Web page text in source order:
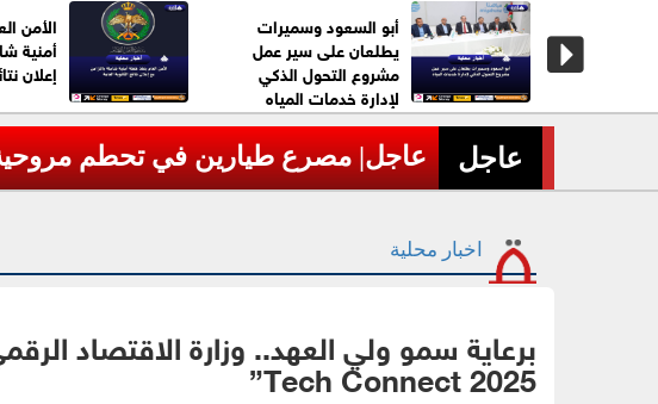
أبو السعود وسميرات
يطلعان على سير عمل
مشروع التحول الذكي
لإدارة خدمات المياه
الأمن
أمنية
إعلان
عاجل عاجل| مصرع طيارين في تحطم مروحية
اخبار محلية
Tech Connect 2025”